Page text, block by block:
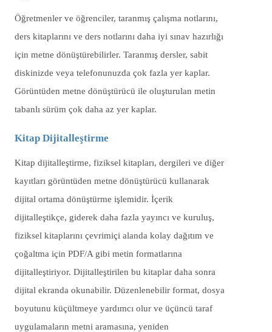
Öğretmenler ve öğrenciler, taranmış çalışma notlarını,
ders kitaplarını ve ders notlarını daha iyi sınav hazırlığı
için metne dönüştürebilirler. Taranmış dersler, sabit
diskinizde veya telefonunuzda çok fazla yer kaplar.
Görüntüden metne dönüştürücü ile oluşturulan metin
tabanlı sürüm çok daha az yer kaplar.
Kitap Dijitalleştirme
Kitap dijitalleştirme, fiziksel kitapları, dergileri ve diğer
kayıtları görüntüden metne dönüştürücü kullanarak
dijital ortama dönüştürme işlemidir. İçerik
dijitalleştikçe, giderek daha fazla yayıncı ve kuruluş,
fiziksel kitaplarını çevrimiçi alanda kolay dağıtım ve
çoğaltma için PDF/A gibi metin formatlarına
dijitalleştiriyor. Dijitalleştirilen bu kitaplar daha sonra
dijital ekranda okunabilir. Düzenlenebilir format, dosya
boyutunu küçültmeye yardımcı olur ve üçüncü taraf
uygulamaların metni aramasına, yeniden